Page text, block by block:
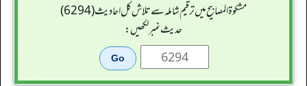
مشکوۃ المصابیح میں ترقیم شاملہ سے تلاش کل احادیث (6294)
حدیث نمبر لکھیں: